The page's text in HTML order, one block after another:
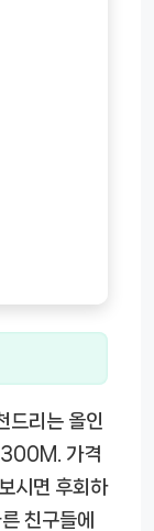
드리는 올인
가격
시면 후회하
친구들에